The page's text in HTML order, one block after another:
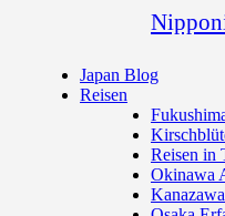
Japan Blog
Reisen
Reisen in
Okinawa